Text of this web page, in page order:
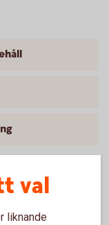
val
liknande